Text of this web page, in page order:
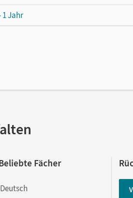
1 Jahr
Fächer
Deutsch